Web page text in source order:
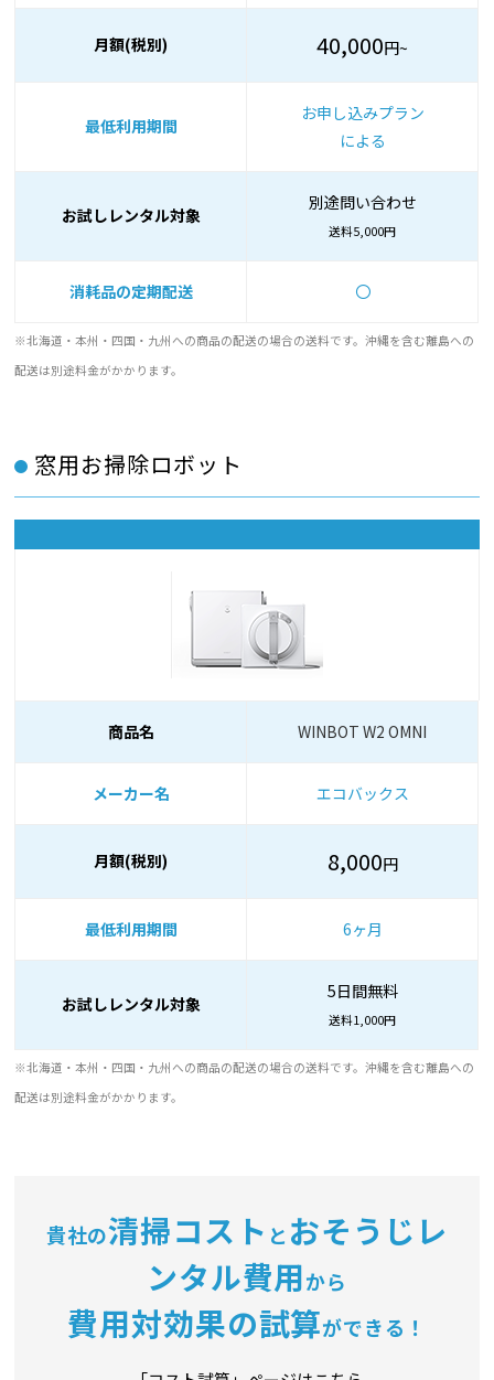
月額(税別) 40,000円~
最低利用期間
お申し込みプラン
による
お試しレンタル対象
別途問い合わせ
送料5,000円
消耗品の定期配送 〇
※北海道・本州・四国・九州への商品の配送の場合の送料です。沖縄を含む離島への
配送は別途料金がかかります。
窓用お掃除ロボット
商品名 WINBOT W2 OMNI
メーカー名 エコバックス
月額(税別) 8,000円
最低利用期間 6ヶ月
お試しレンタル対象
5日間無料
送料1,000円
※北海道・本州・四国・九州への商品の配送の場合の送料です。沖縄を含む離島への
配送は別途料金がかかります。
貴社の清掃コスト と おそうじレ
ンタル費用から
費用対効果の試算ができる！